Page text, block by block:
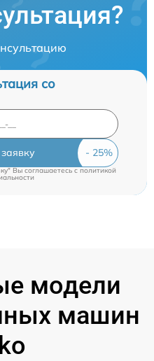
со
Вы соглашаетесь cполитикой
модели
машин